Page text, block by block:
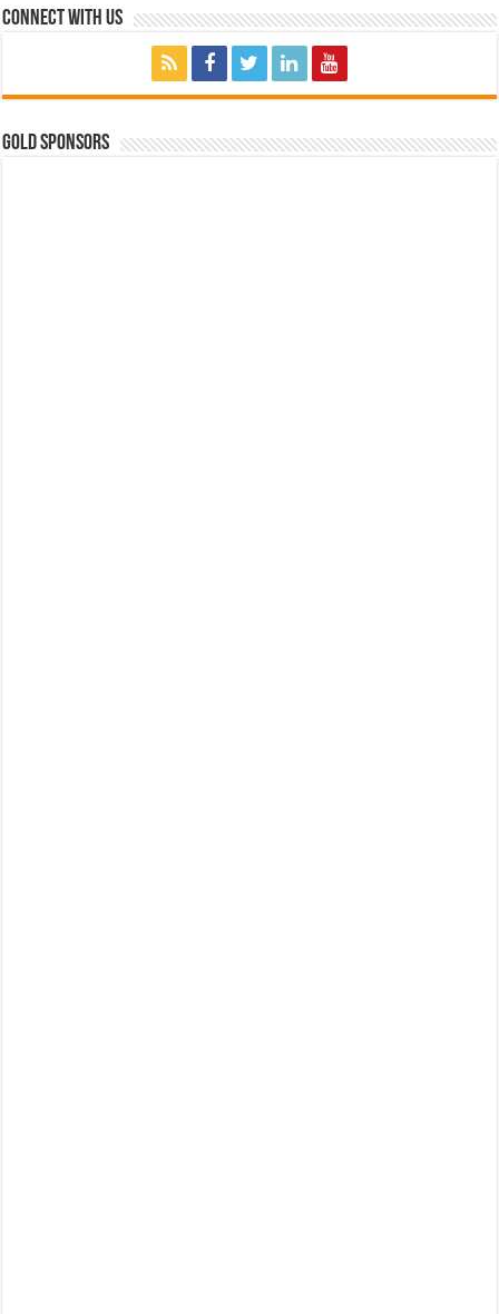
Connect with Us
GOLD SPONSORS